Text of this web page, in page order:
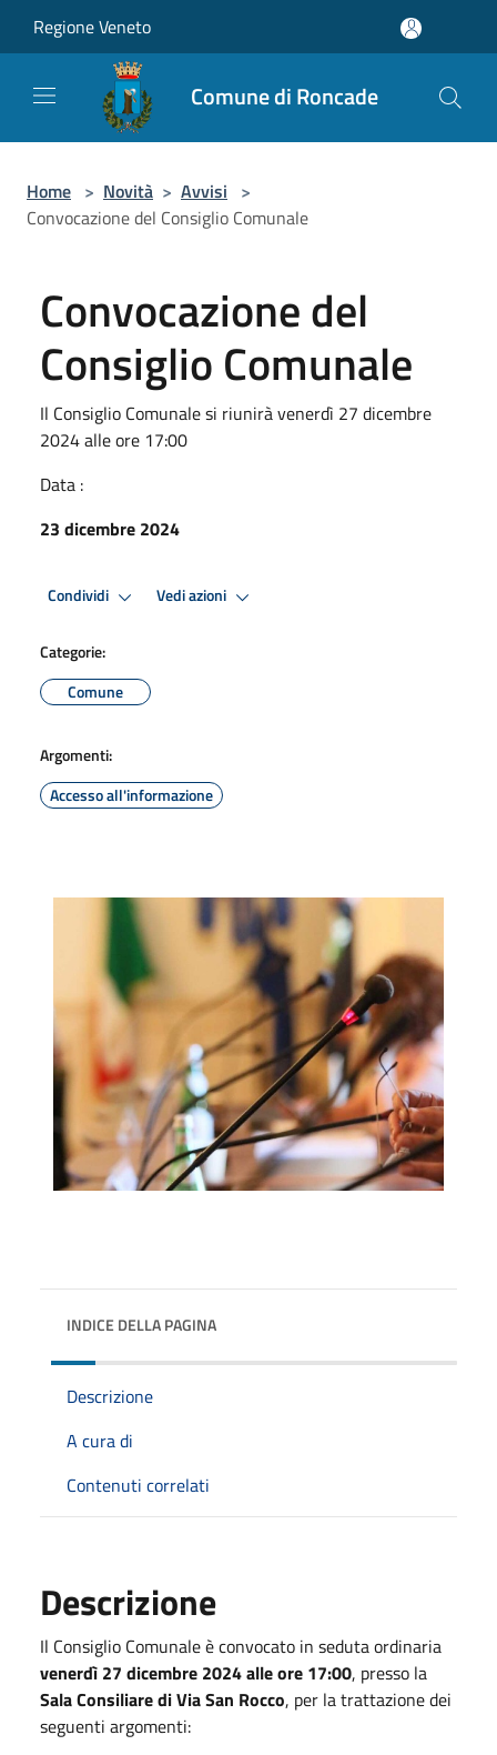
Regione Veneto
Comune di Roncade
Home > Novità > Avvisi >
Convocazione del Consiglio Comunale
Convocazione del
Consiglio Comunale
Il Consiglio Comunale si riunirà venerdì 27 dicembre
2024 alle ore 17:00
Data :
23 dicembre 2024
Condividi Vedi azioni
Categorie:
Comune
Argomenti:
Accesso all'informazione
INDICE DELLA PAGINA
Descrizione
A cura di
Contenuti correlati
Descrizione
Il Consiglio Comunale è convocato in seduta ordinaria
venerdì 27 dicembre 2024 alle ore 17:00, presso la
Sala Consiliare di Via San Rocco, per la trattazione dei
seguenti argomenti: